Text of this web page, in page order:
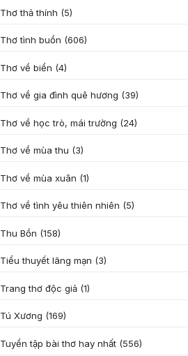
Thơ thả thính (5)
Thơ tình buồn (606)
Thơ về biển (4)
Thơ về gia đình quê hương (39)
Thơ về học trò, mái trường (24)
Thơ về mùa thu (3)
Thơ về mùa xuân (1)
Thơ về tình yêu thiên nhiên (5)
Thu Bồn (158)
Tiểu thuyết lãng mạn (3)
Trang thơ độc giả (1)
Tú Xương (169)
Tuyển tập bài thơ hay nhất (556)